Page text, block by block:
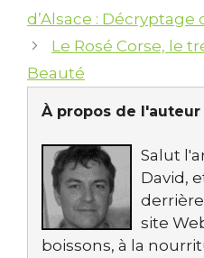
d’Alsace :
Le Rosé Corse, le
Beauté
À propos de l'auteur
Salut
David,
site
boissons, à la